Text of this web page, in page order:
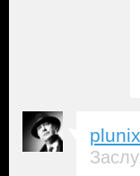
plunix